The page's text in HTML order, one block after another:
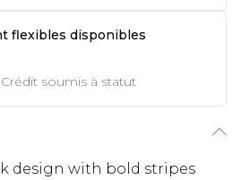
flexibles disponibles
soumis à statut
design with bold stripes